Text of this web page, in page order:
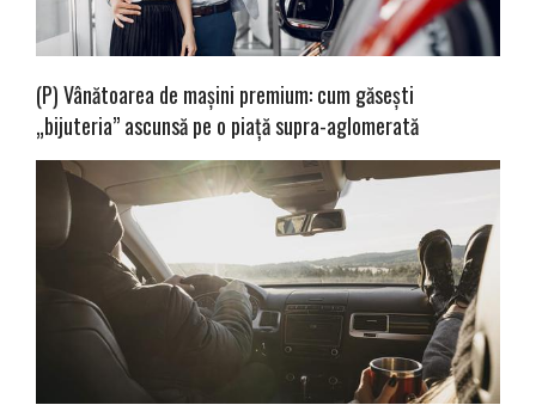
(P) Vânătoarea de mașini premium: cum găsești
„bijuteria” ascunsă pe o piață supra-aglomerată